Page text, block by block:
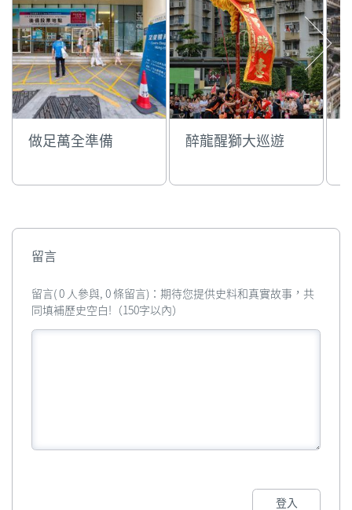
做足萬全準備 醉龍醒獅大巡遊
留言
留言( 0 人參與, 0 條留言)：期待您提供史料和真實故事，共
同填補歷史空白!（150字以內）
登入